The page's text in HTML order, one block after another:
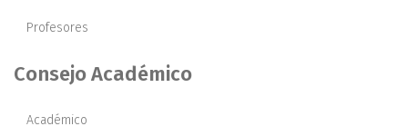
Profesores
Consejo Académico
Académico